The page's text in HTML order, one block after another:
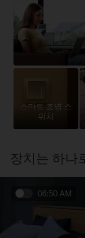
스마트 조명 스
위치
장치는 하나
06:50 AM